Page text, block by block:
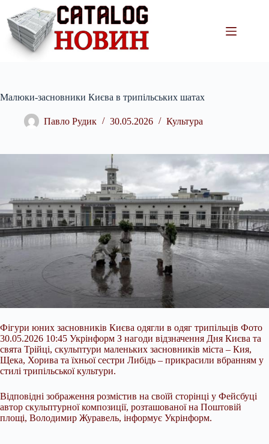
вмісту
Малюки-засновники Києва в трипільських шатах
Павло Рудик 30.05.2026 Культура
Фігури юних засновників Києва одягли в одяг трипільців Фото
30.05.2026 10:45 Укрінформ З нагоди відзначення Дня Києва та
свята Трійці, скульптури маленьких засновників міста – Кия,
Щека, Хорива та їхньої сестри Либідь – прикрасили вбранням у
стилі трипільської культури.
Відповідні зображення розмістив на своїй сторінці у Фейсбуці
автор скульптурної композиції, розташованої на Поштовій
площі, Володимир Журавель, інформує Укрінформ.